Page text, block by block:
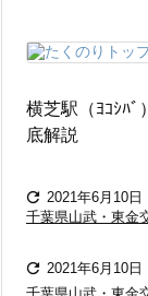
横芝駅（ﾖｺｼﾊ
底解説
 2021年6月10日
千葉県山武・東金
 2021年6月10日